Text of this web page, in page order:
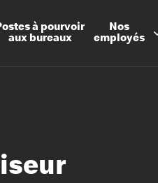
à pourvoir
aux bureaux
Nos
employés